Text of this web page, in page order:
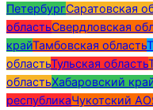
ПетербургСаратовская
областьСвердловская
крайТамбовская область
областьТульская область
областьХабаровский
республикаЧукотский АО